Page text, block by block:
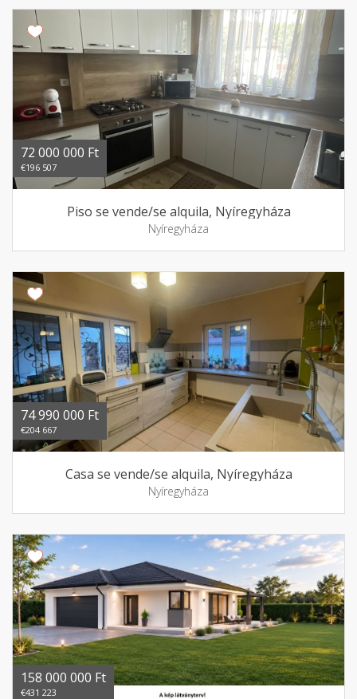
72 000 000 Ft
€196 507
Piso se vende/se alquila, Nyíregyháza
Nyíregyháza
74 990 000 Ft
€204 667
Casa se vende/se alquila, Nyíregyháza
Nyíregyháza
158 000 000 Ft
€431 223